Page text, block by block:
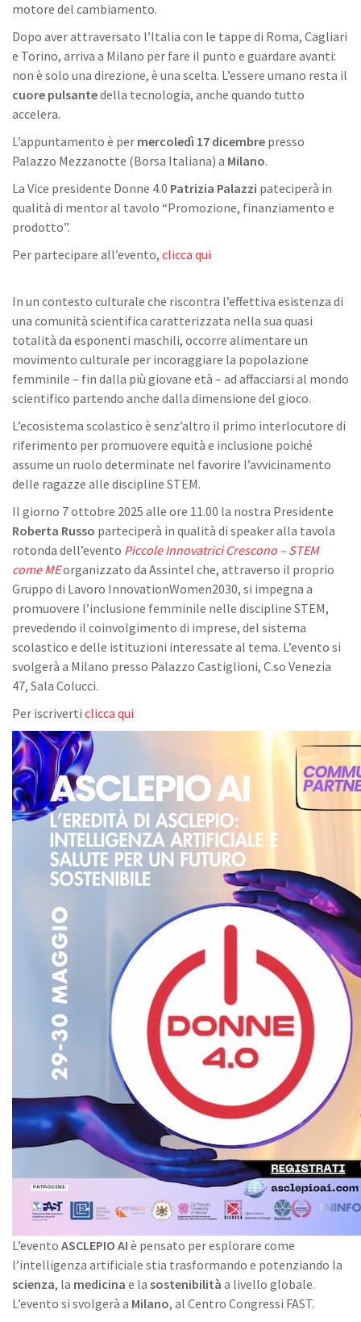
motore del cambiamento.
Dopo aver attraversato l’Italia con le tappe di Roma, Cagliari
e Torino, arriva a Milano per fare il punto e guardare avanti:
non è solo una direzione, è una scelta. L’essere umano resta il
cuore pulsantedella tecnologia, anche quando tutto
accelera.
L’appuntamento è per mercoledì 17 dicembre presso
Palazzo Mezzanotte (Borsa Italiana) a Milano.
La Vice presidente Donne 4.0 Patrizia Palazzi pateciperà in
qualità di mentor al tavolo “Promozione, finanziamento e
prodotto”.
Per partecipare all’evento, clicca qui
In un contesto culturale che riscontra l’effettiva esistenza di
una comunità scientifica caratterizzata nella sua quasi
totalità da esponenti maschili, occorre alimentare un
movimento culturale per incoraggiare la popolazione
femminile – fin dalla più giovane età – ad affacciarsi al mondo
scientifico partendo anche dalla dimensione del gioco.
L’ecosistema scolastico è senz’altro il primo interlocutore di
riferimento per promuovere equità e inclusione poiché
assume un ruolo determinate nel favorire l’avvicinamento
delle ragazze alle discipline STEM.
Il giorno 7 ottobre 2025 alle ore 11.00 la nostra Presidente
Roberta Russo parteciperà in qualità di speaker alla tavola
rotonda dell’evento Piccole Innovatrici Crescono – STEM
come MEorganizzato da Assintel che, attraverso il proprio
Gruppo di Lavoro InnovationWomen2030, si impegna a
promuovere l’inclusione femminile nelle discipline STEM,
prevedendo il coinvolgimento di imprese, del sistema
scolastico e delle istituzioni interessate al tema. L’evento si
svolgerà a Milano presso Palazzo Castiglioni, C.so Venezia
47, Sala Colucci.
Per iscriverti clicca qui
L’evento ASCLEPIO AI è pensato per esplorare come
l’intelligenza artificiale stia trasformando e potenziando la
scienza, la medicina e la sostenibilità a livello globale.
L’evento si svolgerà a Milano, al Centro Congressi FAST.